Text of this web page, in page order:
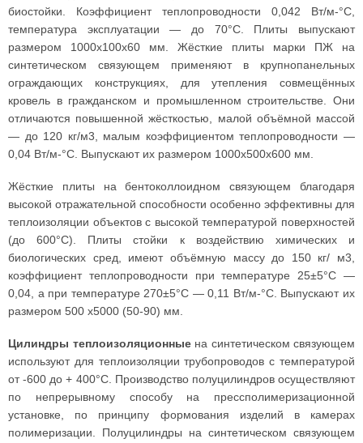
биостойки. Коэффициент теплопроводности 0,042 Вт/м-°С,
температура эксплуатации — до 70°С. Плиты выпускают
размером 1000х100х60 мм. Жёсткие плиты марки ПЖ на
синтетическом связующем применяют в крупнопанельных
ограждающих конструкциях, для утепления совмещённых
кровель в гражданском и промышленном строительстве. Они
отличаются повышенной жёсткостью, малой объёмной массой
— до 120 кг/м3, малым коэффициентом теплопроводности —
0,04 Вт/м-°С. Выпускают их размером 1000х500х600 мм.
Жёсткие плиты на бентоколлоидном связующем благодаря
высокой отражательной способности особенно эффективны для
теплоизоляции объектов с высокой температурой поверхностей
(до 600°С). Плиты стойки к воздействию химических и
биологических сред, имеют объёмную массу до 150 кг/ м3,
коэффициент теплопроводности при температуре 25±5°С —
0,04, а при температуре 270±5°С — 0,11 Вт/м-°С. Выпускают их
размером 500 х5000 (50-90) мм.
Цилиндры теплоизоляционныена синтетическом связующем
используют для теплоизоляции трубопроводов с температурой
от -600 до + 400°С. Производство полуцилиндров осуществляют
по непрерывному способу на прессполимеризационной
установке, по принципу формования изделий в камерах
полимеризации. Полуцилиндры на синтетическом связующем